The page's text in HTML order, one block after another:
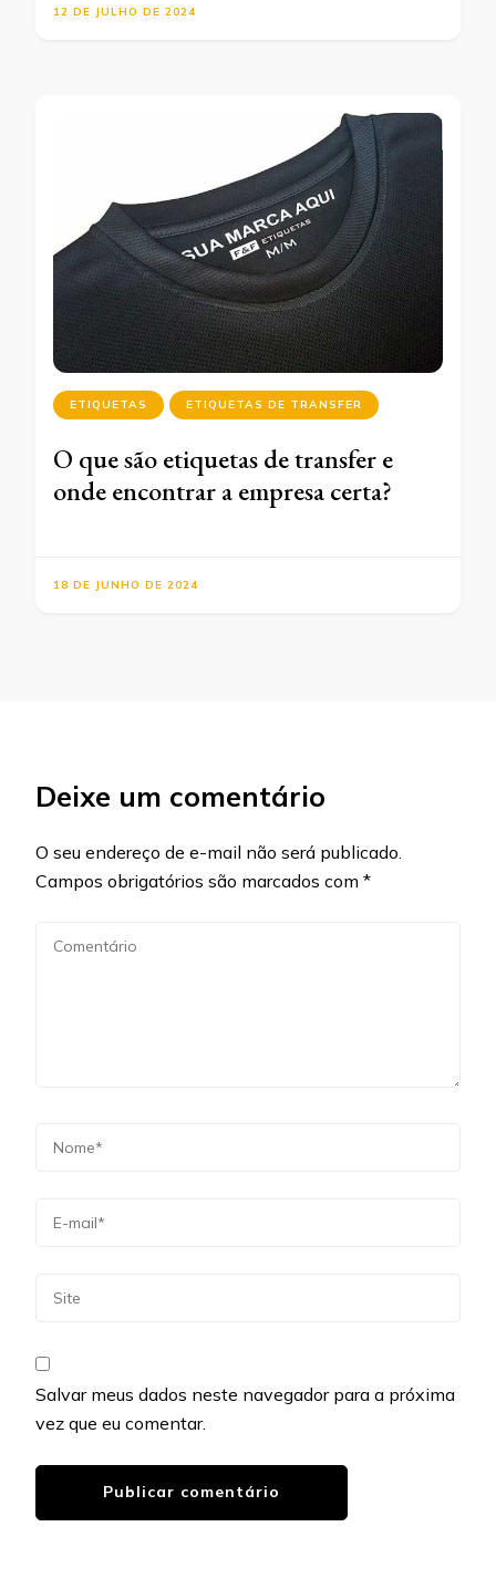
12 DE JULHO DE 2024
ETIQUETAS ETIQUETAS DE TRANSFER
O que são etiquetas de transfer e
onde encontrar a empresa certa?
18 DE JUNHO DE 2024
Deixe um comentário
O seu endereço de e-mail não será publicado.
Campos obrigatórios são marcados com *
Salvar meus dados neste navegador para a próxima
vez que eu comentar.